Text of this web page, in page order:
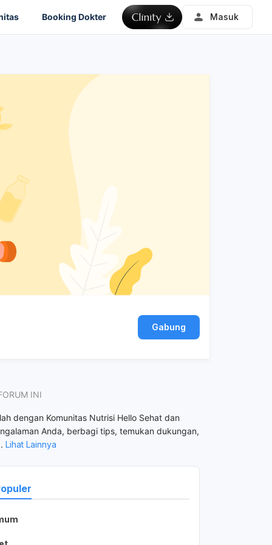
Booking Dokter Masuk
Gabung
INI
dengan Komunitas Nutrisi Hello Sehat dan
Anda, berbagi tips, temukan dukungan,
Lihat Lainnya